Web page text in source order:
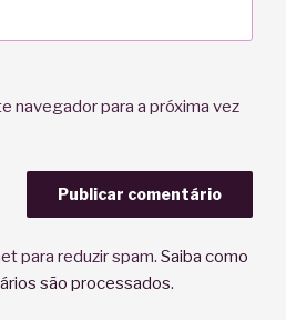
navegador para a próxima vez
para reduzir spam. Saiba como
são processados.